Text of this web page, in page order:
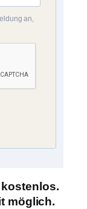
an,
möglich.